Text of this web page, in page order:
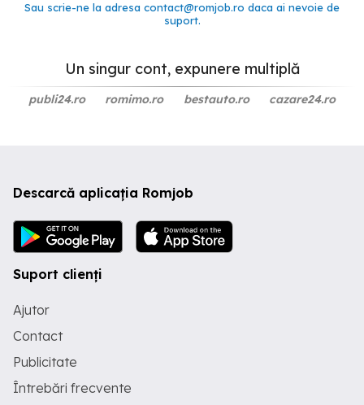
Sau scrie-ne la adresa contact@romjob.ro daca ai nevoie de
suport.
Un singur cont, expunere multiplă
publi24.ro romimo.ro bestauto.ro cazare24.ro
Descarcă aplicația Romjob
Suport clienți
Ajutor
Contact
Publicitate
Întrebări frecvente